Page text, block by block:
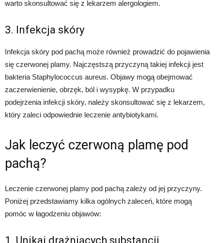
warto skonsultować się z lekarzem alergologiem.
3. Infekcja skóry
Infekcja skóry pod pachą może również prowadzić do pojawienia
się czerwonej plamy. Najczęstszą przyczyną takiej infekcji jest
bakteria Staphylococcus aureus. Objawy mogą obejmować
zaczerwienienie, obrzęk, ból i wysypkę. W przypadku
podejrzenia infekcji skóry, należy skonsultować się z lekarzem,
który zaleci odpowiednie leczenie antybiotykami.
Jak leczyć czerwoną plamę pod
pachą?
Leczenie czerwonej plamy pod pachą zależy od jej przyczyny.
Poniżej przedstawiamy kilka ogólnych zaleceń, które mogą
pomóc w łagodzeniu objawów:
1. Unikaj drażniących substancji